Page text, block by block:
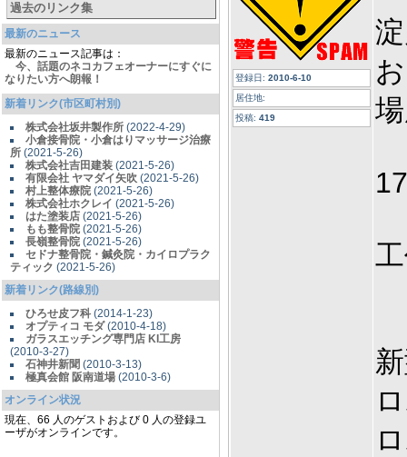
過去のリンク集
最新のニュース
最新のニュース記事は：
今、話題のネコカフェオーナーにすぐに
なりたい方へ朗報！
新着リンク(市区町村別)
株式会社坂井製作所 (2022-4-29)
小倉接骨院・小倉はりマッサージ治療
所 (2021-5-26)
株式会社吉田建装 (2021-5-26)
有限会社 ヤマダイ矢吹 (2021-5-26)
村上整体療院 (2021-5-26)
株式会社ホクレイ (2021-5-26)
はた塗装店 (2021-5-26)
もも整骨院 (2021-5-26)
長嶺整骨院 (2021-5-26)
セドナ整骨院・鍼灸院・カイロプラク
ティック (2021-5-26)
新着リンク(路線別)
ひろせ皮フ科 (2014-1-23)
オプティコ モダ(2010-4-18)
ガラスエッチング専門店 KI工房
(2010-3-27)
石神井新聞 (2010-3-13)
極真会館 阪南道場 (2010-3-6)
オンライン状況
現在、66 人のゲストおよび 0 人の登録ユ
ーザがオンラインです。
登録日: 2010-6-10
居住地:
投稿: 419